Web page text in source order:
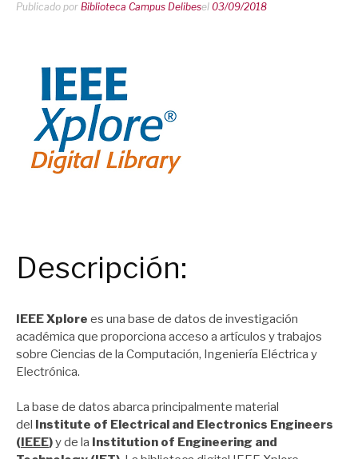
Publicado por Biblioteca Campus Delibesel 03/09/2018
Descripción:
IEEE Xplore es una base de datos de investigación
académica que proporciona acceso a artículos y trabajos
sobre Ciencias de la Computación, Ingeniería Eléctrica y
Electrónica.
La base de datos abarca principalmente material
del Institute of Electrical and Electronics Engineers
(IEEE)y de la Institution of Engineering and